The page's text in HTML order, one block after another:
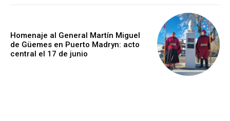
Homenaje al General Martín Miguel
de Güemes en Puerto Madryn: acto
central el 17 de junio